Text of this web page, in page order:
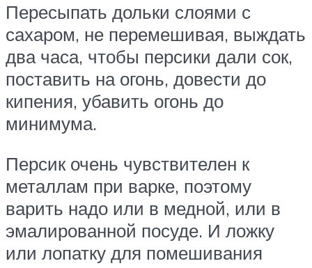
Пересыпать дольки слоями с
сахаром, не перемешивая, выждать
два часа, чтобы персики дали сок,
поставить на огонь, довести до
кипения, убавить огонь до
минимума.
Персик очень чувствителен к
металлам при варке, поэтому
варить надо или в медной, или в
эмалированной посуде. И ложку
или лопатку для помешивания